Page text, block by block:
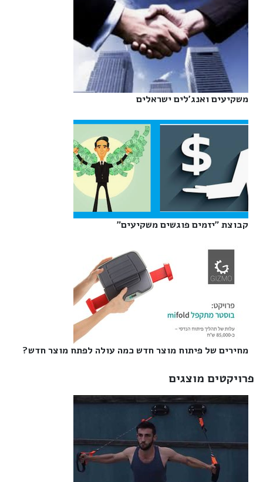
משקיעים ואנג'לים ישראלים‎
קבוצת "יזמים פוגשים משקיעים"‎
מחירים של פיתוח מוצר חדש כמה עולה לפתח מוצר חדש?‎
פרויקטים מוצגים